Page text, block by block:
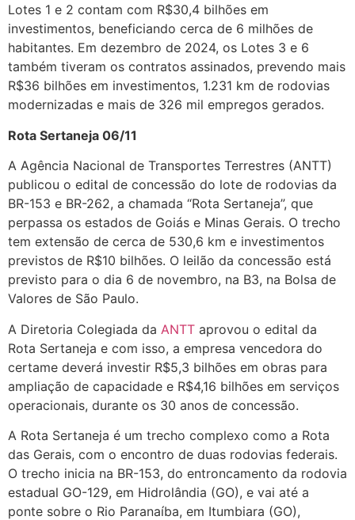
Lotes 1 e 2 contam com R$30,4 bilhões em
investimentos, beneficiando cerca de 6 milhões de
habitantes. Em dezembro de 2024, os Lotes 3 e 6
também tiveram os contratos assinados, prevendo mais
R$36 bilhões em investimentos, 1.231 km de rodovias
modernizadas e mais de 326 mil empregos gerados.
Rota Sertaneja 06/11
A Agência Nacional de Transportes Terrestres (ANTT)
publicou o edital de concessão do lote de rodovias da
BR-153 e BR-262, a chamada “Rota Sertaneja”, que
perpassa os estados de Goiás e Minas Gerais. O trecho
tem extensão de cerca de 530,6 km e investimentos
previstos de R$10 bilhões. O leilão da concessão está
previsto para o dia 6 de novembro, na B3, na Bolsa de
Valores de São Paulo.
A Diretoria Colegiada da ANTT aprovou o edital da
Rota Sertaneja e com isso, a empresa vencedora do
certame deverá investir R$5,3 bilhões em obras para
ampliação de capacidade e R$4,16 bilhões em serviços
operacionais, durante os 30 anos de concessão.
A Rota Sertaneja é um trecho complexo como a Rota
das Gerais, com o encontro de duas rodovias federais.
O trecho inicia na BR-153, do entroncamento da rodovia
estadual GO-129, em Hidrolândia (GO), e vai até a
ponte sobre o Rio Paranaíba, em Itumbiara (GO),